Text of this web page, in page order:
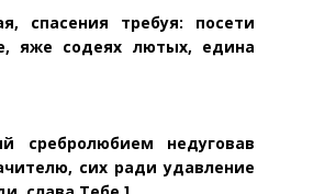
спасения требуя: посети
яже содеях лютых, едина
сребролюбием недуговав
сих ради удавление